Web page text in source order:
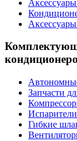
Запчасти
Гибкие